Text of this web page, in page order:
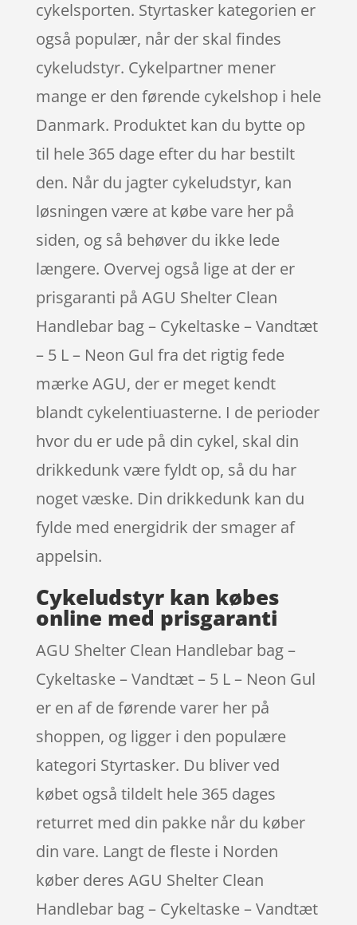
cykelsporten. Styrtasker kategorien er
også populær, når der skal findes
cykeludstyr. Cykelpartner mener
mange er den førende cykelshop i hele
Danmark. Produktet kan du bytte op
til hele 365 dage efter du har bestilt
den. Når du jagter cykeludstyr, kan
løsningen være at købe vare her på
siden, og så behøver du ikke lede
længere. Overvej også lige at der er
prisgaranti på AGU Shelter Clean
Handlebar bag – Cykeltaske – Vandtæt
– 5 L – Neon Gul fra det rigtig fede
mærke AGU, der er meget kendt
blandt cykelentiuasterne. I de perioder
hvor du er ude på din cykel, skal din
drikkedunk være fyldt op, så du har
noget væske. Din drikkedunk kan du
fylde med energidrik der smager af
appelsin.
Cykeludstyr kan købes
online med prisgaranti
AGU Shelter Clean Handlebar bag –
Cykeltaske – Vandtæt – 5 L – Neon Gul
er en af de førende varer her på
shoppen, og ligger i den populære
kategori Styrtasker. Du bliver ved
købet også tildelt hele 365 dages
returret med din pakke når du køber
din vare. Langt de fleste i Norden
køber deres AGU Shelter Clean
Handlebar bag – Cykeltaske – Vandtæt